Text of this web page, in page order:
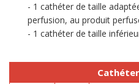
1 cathéter de taille
perfusion, au produit
1 cathéter de taille